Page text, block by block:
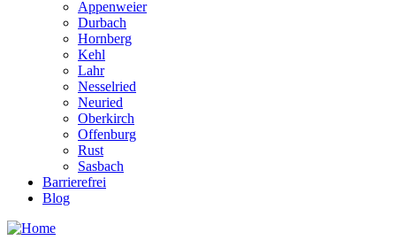
Appenweier
Durbach
Hornberg
Kehl
Lahr
Nesselried
Neuried
Oberkirch
Offenburg
Rust
Sasbach
Barrierefrei
Blog